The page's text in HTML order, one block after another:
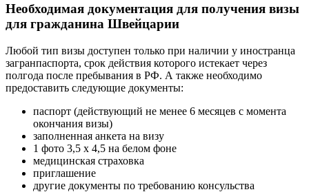
Необходимая документация для получения визы
для гражданина Швейцарии
Любой тип визы доступен только при наличии у иностранца
загранпаспорта, срок действия которого истекает через
полгода после пребывания в РФ. А также необходимо
предоставить следующие документы:
паспорт (действующий не менее 6 месяцев с момента
окончания визы)
заполненная анкета на визу
1 фото 3,5 х 4,5 на белом фоне
медицинская страховка
приглашение
другие документы по требованию консульства